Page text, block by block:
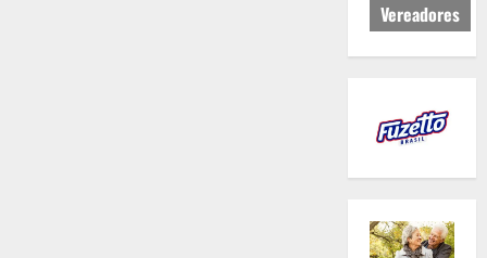
Vereadores